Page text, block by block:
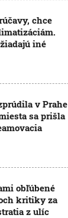
chce
iné
v Prahe
sa prišla
obľúbené
kritiky za
z ulíc